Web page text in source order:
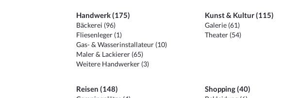
Handwerk (175)
Bäckerei (96)
Fliesenleger (1)
Gas- & Wasserinstallateur (10)
Maler & Lackierer (65)
Weitere Handwerker (3)
Kunst & Kultur (115)
Galerie (61)
Theater (54)
Reisen (148) Shopping (40)